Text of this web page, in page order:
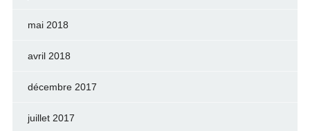
mai 2018
avril 2018
décembre 2017
juillet 2017